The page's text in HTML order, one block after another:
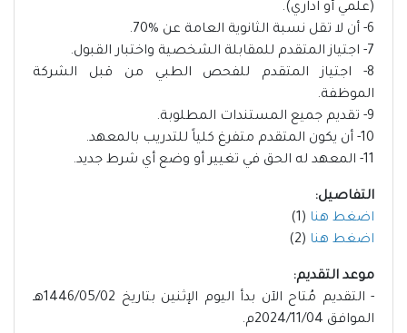
(علمي أو اداري).
6- أن لا تقل نسبة الثانوية العامة عن %70.
7- اجتياز المتقدم للمقابلة الشخصية واختبار القبول.
8- اجتياز المتقدم للفحص الطبي من قبل الشركة
الموظفة.
9- تقديم جميع المستندات المطلوبة.
10- أن يكون المتقدم متفرغ كلياً للتدريب بالمعهد.
11- المعهد له الحق في تغيير أو وضع أي شرط جديد.
التفاصيل:
اضغط هنا (1)
اضغط هنا (2)
موعد التقديم:
- التقديم مُتاح الآن بدأ اليوم الإثنين بتاريخ 1446/05/02هـ
الموافق 2024/11/04م.